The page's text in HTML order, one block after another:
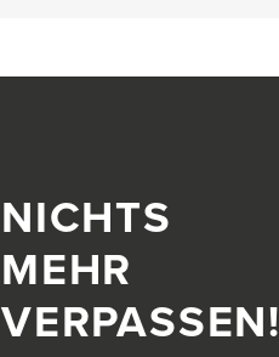
NICHTS
MEHR
VERPASSEN!